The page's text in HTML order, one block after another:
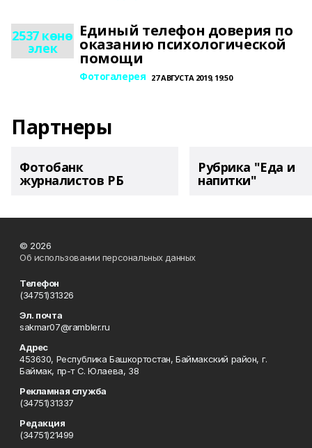
2537 көнө
элек
Единый телефон доверия по
оказанию психологической
помощи
Фотогалерея 27 АВГУСТА 2019, 19:50
Партнеры
Фотобанк
журналистов РБ
Рубрика "Еда и
напитки"
© 2026
Об использовании персональных данных
Телефон
(34751)31326
Эл. почта
sakmar07@rambler.ru
Адрес
453630, Республика Башкортостан, Баймакский район, г.
Баймак, пр-т С. Юлаева, 38
Рекламная служба
(34751)31337
Редакция
(34751)21499